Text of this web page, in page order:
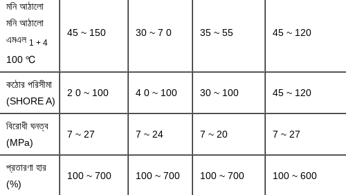
মনি আঠালো
মনি আঠালো
এমএল 1 + 4
100 ℃
45 ~ 150 30 ~ 7 0 35 ~ 55 45 ~ 120
কঠোর পরিসীমা
(SHORE A)
2 0 ~ 100 4 0 ~ 100 30 ~ 100 45 ~ 120
বিরোধী ঘনত্ব
(MPa)
7 ~ 27 7 ~ 24 7 ~ 20 7 ~ 27
প্রতারণা হার
(%)
100 ~ 700 100 ~ 700 100 ~ 700 100 ~ 600